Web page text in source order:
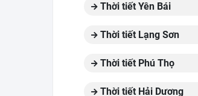
Thời tiết Yên Bái
Thời tiết Lạng Sơn
Thời tiết Phú Thọ
Thời tiết Hải Dương